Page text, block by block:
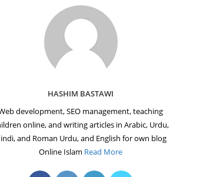
HASHIM BASTAWI
development, SEO management, teaching
online, and writing articles in Arabic, Urdu,
and Roman Urdu, and English for own blog
Online Islam Read More